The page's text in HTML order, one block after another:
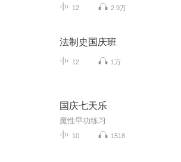
12 2.9万
法制史国庆班
12 1万
国庆七天乐
魔性早功练习
10 1518